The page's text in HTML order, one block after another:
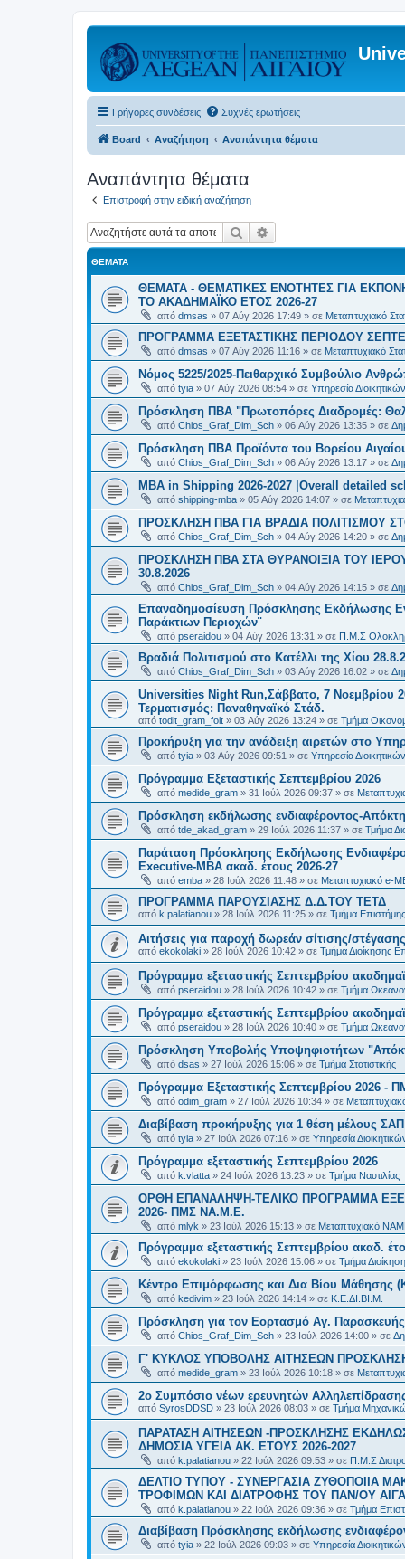
Γρήγορες συνδέσεις Συχνές ερωτήσεις
Board Αναζήτηση Αναπάντητα θέματα
Αναπάντητα θέματα
Επιστροφή στην ειδική αναζήτηση
Αναζήτηση
ΘΈΜΑΤΑ
ΘΕΜΑΤΑ - ΘΕΜΑΤΙΚΕΣ ΕΝΟΤΗΤΕΣ ΓΙΑ
ΤΟ ΑΚΑΔΗΜΑΪΚΟ ΕΤΟΣ 2026-27
από dmsas » 07 Αύγ 2026 17:49 » σε Μεταπτυχιακό
ΠΡΟΓΡΑΜΜΑ ΕΞΕΤΑΣΤΙΚΗΣ ΠΕΡΙΟΔΟΥ
από dmsas » 07 Αύγ 2026 11:16 » σε Μεταπτυχιακό
Νόμος 5225/2025-Πειθαρχικό Συμβούλιο
από tyia » 07 Αύγ 2026 08:54 » σε Υπηρεσία
Πρόσκληση ΠΒΑ "Πρωτοπόρες Διαδρομές:
από Chios_Graf_Dim_Sch » 06 Αύγ 2026 13:35 » σε
Πρόσκληση ΠΒΑ Προϊόντα του Βορείου
από Chios_Graf_Dim_Sch » 06 Αύγ 2026 13:17 » σε
MBA in Shipping 2026-2027 |Overall detailed
από shipping-mba » 05 Αύγ 2026 14:07 » σε
ΠΡΟΣΚΛΗΣΗ ΠΒΑ ΓΙΑ ΒΡΑΔΙΑ ΠΟΛΙΤΙΣΜΟΥ
από Chios_Graf_Dim_Sch » 04 Αύγ 2026 14:20 » σε
ΠΡΟΣΚΛΗΣΗ ΠΒΑ ΣΤΑ ΘΥΡΑΝΟΙΞΙΑ ΤΟΥ
30.8.2026
από Chios_Graf_Dim_Sch » 04 Αύγ 2026 14:15 » σε
Επαναδημοσίευση Πρόσκλησης Εκδήλωσης
Παράκτιων Περιοχών¨
από pseraidou » 04 Αύγ 2026 13:31 » σε Π.Μ.Σ
Βραδιά Πολιτισμού στο Κατέλλι της Χίου
από Chios_Graf_Dim_Sch » 03 Αύγ 2026 16:02 » σε
Universities Night Run,Σάββατο, 7 Νοεμβρίου
Τερματισμός: Παναθηναϊκό Στάδ.
από todit_gram_foit » 03 Αύγ 2026 13:24 » σε Τμήμα
Προκήρυξη για την ανάδειξη αιρετών στο
από tyia » 03 Αύγ 2026 09:51 » σε Υπηρεσία
Πρόγραμμα Εξεταστικής Σεπτεμβρίου 2026
από medide_gram » 31 Ιούλ 2026 09:37 » σε
Πρόσκληση εκδήλωσης ενδιαφέροντος-
από tde_akad_gram » 29 Ιούλ 2026 11:37 » σε Τμήμα
Παράταση Πρόσκλησης Εκδήλωσης
Executive-MBΑ ακαδ. έτους 2026-27
από emba » 28 Ιούλ 2026 11:48 » σε Μεταπτυχιακό e-
ΠΡΟΓΡΑΜΜΑ ΠΑΡΟΥΣΙΑΣΗΣ Δ.Δ.ΤΟΥ ΤΕΤΔ
από k.palatianou » 28 Ιούλ 2026 11:25 » σε Τμήμα
Αιτήσεις για παροχή δωρεάν σίτισης/
από ekokolaki » 28 Ιούλ 2026 10:42 » σε Τμήμα Διοίκησης
Πρόγραμμα εξεταστικής Σεπτεμβρίου
από pseraidou » 28 Ιούλ 2026 10:42 » σε Τμήμα
Πρόγραμμα εξεταστικής Σεπτεμβρίου
από pseraidou » 28 Ιούλ 2026 10:40 » σε Τμήμα
Πρόσκληση Υποβολής Υποψηφιοτήτων
από dsas » 27 Ιούλ 2026 15:06 » σε Τμήμα Στατιστικής
Πρόγραμμα Εξεταστικής Σεπτεμβρίου 2026 -
από odim_gram » 27 Ιούλ 2026 10:34 » σε
Διαβίβαση προκήρυξης για 1 θέση μέλους
από tyia » 27 Ιούλ 2026 07:16 » σε Υπηρεσία
Πρόγραμμα εξεταστικής Σεπτεμβρίου 2026
από k.vlatta » 24 Ιούλ 2026 13:23 » σε Τμήμα Ναυτιλίας
ΟΡΘΗ ΕΠΑΝΑΛΗΨΗ-ΤΕΛΙΚΟ ΠΡΟΓΡΑΜΜΑ
2026- ΠΜΣ ΝΑ.Μ.Ε.
από mlyk » 23 Ιούλ 2026 15:13 » σε Μεταπτυχιακό
Πρόγραμμα εξεταστικής Σεπτεμβρίου ακαδ.
από ekokolaki » 23 Ιούλ 2026 15:06 » σε Τμήμα
Κέντρο Επιμόρφωσης και Δια Βίου Μάθησης
από kedivim » 23 Ιούλ 2026 14:14 » σε Κ.Ε.ΔΙ.ΒΙ.Μ.
Πρόσκληση για τον Εορτασμό Αγ.
από Chios_Graf_Dim_Sch » 23 Ιούλ 2026 14:00 » σε
Γ' ΚΥΚΛΟΣ ΥΠΟΒΟΛΗΣ ΑΙΤΗΣΕΩΝ
από medide_gram » 23 Ιούλ 2026 10:18 » σε
2ο Συμπόσιο νέων ερευνητών
από SyrosDDSD » 23 Ιούλ 2026 08:03 » σε Τμήμα
ΠΑΡΑΤΑΣΗ ΑΙΤΗΣΕΩΝ -ΠΡΟΣΚΛΗΣΗΣ
ΔΗΜΟΣΙΑ ΥΓΕΙΑ AK. ETOYΣ 2026-2027
από k.palatianou » 22 Ιούλ 2026 09:53 » σε Π.Μ.Σ
ΔΕΛΤΙΟ ΤΥΠΟΥ - ΣΥΝΕΡΓΑΣΙΑ ΖΥΘΟΠΟΙΙΑ
ΤΡΟΦΙΜΩΝ ΚΑΙ ΔΙΑΤΡΟΦΗΣ ΤΟΥ ΠΑΝ/ΟΥ
από k.palatianou » 22 Ιούλ 2026 09:36 » σε Τμήμα
Διαβίβαση Πρόσκλησης εκδήλωσης
από tyia » 22 Ιούλ 2026 09:03 » σε Υπηρεσία